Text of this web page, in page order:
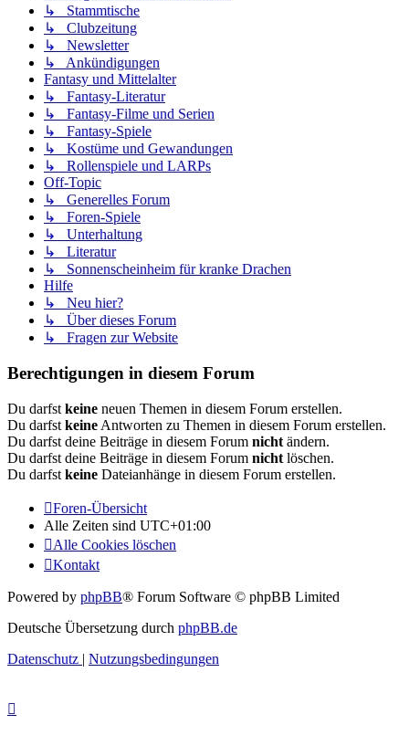
↳ Stammtische
↳ Clubzeitung
↳ Newsletter
↳ Ankündigungen
Fantasy und Mittelalter
↳ Fantasy-Literatur
↳ Fantasy-Filme und Serien
↳ Fantasy-Spiele
↳ Kostüme und Gewandungen
↳ Rollenspiele und LARPs
Off-Topic
↳ Generelles Forum
↳ Foren-Spiele
↳ Unterhaltung
↳ Literatur
↳ Sonnenscheinheim für kranke Drachen
Hilfe
↳ Neu hier?
↳ Über dieses Forum
↳ Fragen zur Website
Berechtigungen in diesem Forum
Du darfst keine neuen Themen in diesem Forum erstellen.
Du darfst keine Antworten zu Themen in diesem Forum erstellen.
Du darfst deine Beiträge in diesem Forum nicht ändern.
Du darfst deine Beiträge in diesem Forum nicht löschen.
Du darfst keine Dateianhänge in diesem Forum erstellen.
Foren-Übersicht
Alle Zeiten sind UTC+01:00
Alle Cookies löschen
Kontakt
Powered by phpBB® Forum Software © phpBB Limited
Deutsche Übersetzung durch phpBB.de
Datenschutz | Nutzungsbedingungen